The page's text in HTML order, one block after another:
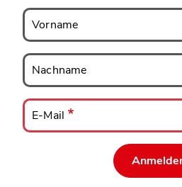
Vorname
Vorname
Nachname
Nachname
E-
Mail
E-Mail